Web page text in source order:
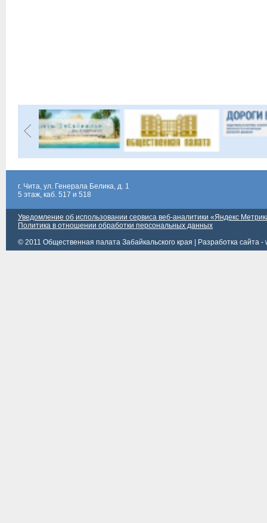
г. Чита, ул. Генерала Белика, д. 1
5 этаж, каб. 517 и 518
Уведомление об использовании сервиса веб-аналитики «Яндекс
Политика в отношении обработки персональных данных
© 2011 Общественная палата Забайкальского края |
Разработка сайта -